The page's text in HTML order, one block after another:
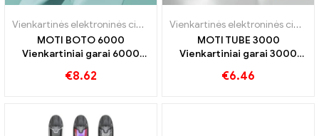
Vienkartinės elektroninės cigaretės ,Vienkartinės elektroninės
MOTI BOTO 6000
Vienkartiniai garai 6000
€8.62
Vienkartinės elektroninės cigaretės
MOTI TUBE 3000
Vienkartiniai garai 3000
€6.46